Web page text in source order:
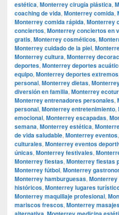
estética, Monterrey cirugía plástica,
coaching de vida, Monterrey comida,
Monterrey comida rápida, Monterrey
conciertos, Monterrey conciertos en
gratis, Monterrey cosméticos,
Monterrey cuidado de la piel,
Monterrey cultura, Monterrey
deportes, Monterrey deportes
equipo, Monterrey deportes extremos
personal, Monterrey dietas,
diversión en familia, Monterrey
Monterrey entrenadores personales,
personal, Monterrey entretenimiento,
emocional, Monterrey escapadas,
semana, Monterrey estética,
de vida saludable, Monterrey eventos,
culturales, Monterrey eventos
únicas, Monterrey festivales,
Monterrey fiestas, Monterrey fiestas
Monterrey fútbol, Monterrey
Monterrey hamburguesas, Monterrey
históricos, Monterrey lugares
Monterrey maquillaje profesional,
mariscos frescos, Monterrey